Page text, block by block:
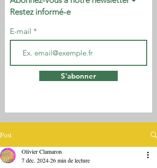
Restez informé-e
E-mail
S'abonner
Post
Olivier Clamaron
7 déc. 202426 min de lecture